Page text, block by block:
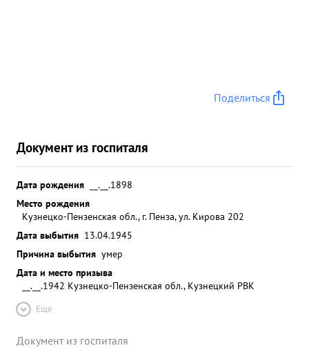
Поделиться
Документ из госпиталя
Дата рождения
__.__.1898
Место рождения
Кузнецко-Пензенская обл., г. Пенза, ул. Кирова 202
Дата выбытия 13.04.1945
Причина выбытия умер
Дата и место призыва
__.__.1942 Кузнецко-Пензенская обл., Кузнецкий РВК
Ещё
Документ из госпиталя